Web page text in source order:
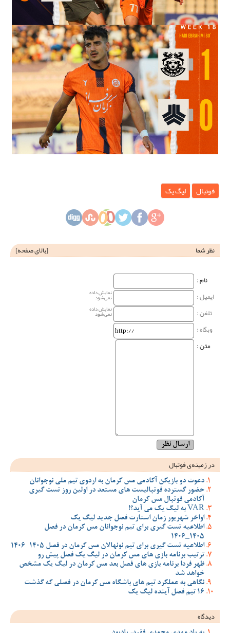
فوتبال لیگ یک
نظر شما [بالای صفحه]
نام‌ :
ایمیل :
نمایش داده
نمی‌شود
تلفن : نمایش داده
نمی‌شود
وبگاه‌ :
متن :
در زمینه‌ی فوتبال
دعوت دو بازیکن آکادمی مس کرمان به اردوی تیم ملی نوجوانان
حضور گسترده فوتبالیست های مستعد در اولین روز تست گیری
آکادمی فوتبال مس کرمان
VAR به لیگ یک می آید؟!
اواخر شهریور زمان استارت فصل جدید لیگ یک
اطلاعیه تست گیری برای تیم نوجوانان مس کرمان در فصل
1405_1406
اطلاعیه تست گیری برای تیم نونهالان مس کرمان در فصل 1405-1406
ترتیب برنامه بازی های مس کرمان در لیگ یک فصل پیش رو
ظهر فردا برنامه بازی های فصل بعد مس کرمان در لیگ یک مشخص
خواهد شد
نگاهی به عملکرد تیم های باشگاه مس کرمان در فصلی که گذشت
16 تیم فصل آینده لیگ یک
دیدگاه